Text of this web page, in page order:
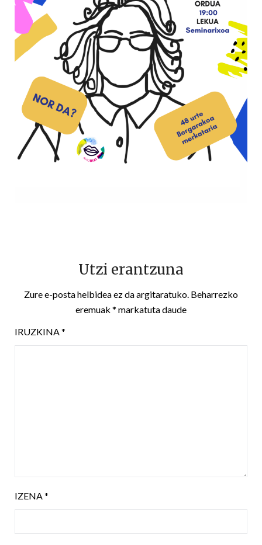
Utzi erantzuna
Zure e-posta helbidea ez da argitaratuko. Beharrezko
eremuak * markatuta daude
IRUZKINA*
IZENA*